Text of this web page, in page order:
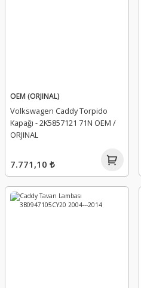
OEM (ORJINAL)
Volkswagen Caddy Torpido
Kapağı - 2K5857121 71N OEM /
ORJINAL
7.771,10 ₺